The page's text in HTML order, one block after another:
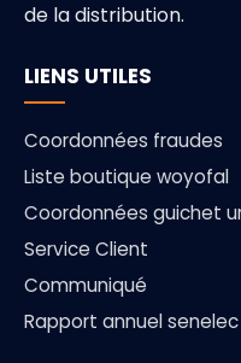
de la distribution.
LIENS UTILES
Coordonnées fraudes
Liste boutique woyofal
Coordonnées guichet
Service Client
Communiqué
Rapport annuel senelec